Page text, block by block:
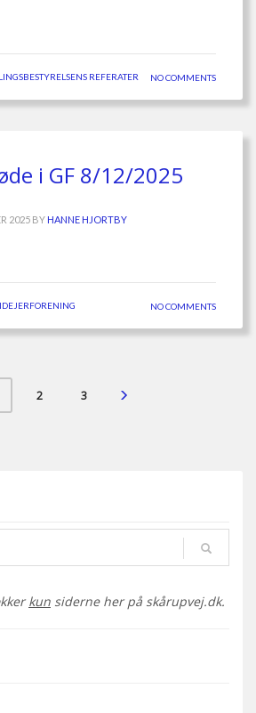
REFERATER NO COMMENTS
i GF 8/12/2025
2025 BY HANNE HJORTBY
NO COMMENTS
2 3
kun siderne her på skårupvej.dk.